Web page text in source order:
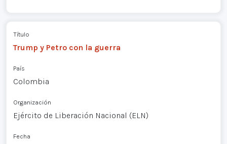
Título
Trump y Petro con la guerra
País
Colombia
Organización
Ejército de Liberación Nacional (ELN)
Fecha